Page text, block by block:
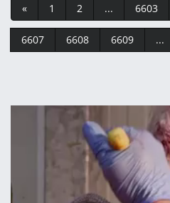
« 1 2 ... 6603
6607 6608 6609 ...